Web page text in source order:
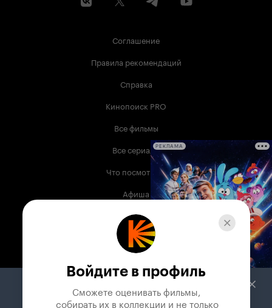
Соглашение
Правила рекомендаций
Справка
Кинопоиск PRO
Все фильмы
Все сериалы
Что посмотреть
Афиша
Музыка
Телепрограмма
Служба поддержки
РЕКЛАМА
Войдите в профиль
Сможете оценивать фильмы,
собирать их в коллекции и не только